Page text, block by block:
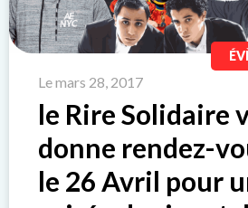
Le mars 28, 2017
le Rire Solidaire
donne rendez-
le 26 Avril pour